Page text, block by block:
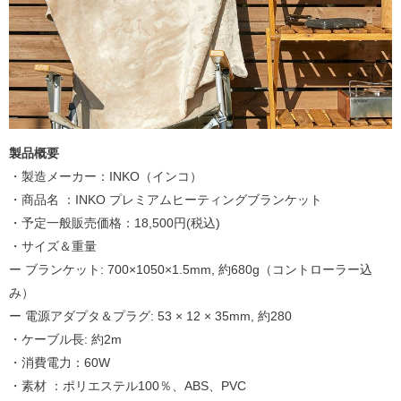
製品概要
・製造メーカー：INKO（インコ）
・商品名 ：INKO プレミアムヒーティングブランケット
・予定一般販売価格：18,500円(税込)
・サイズ＆重量
ー ブランケット: 700×1050×1.5mm, 約680g（コントローラー込
み）
ー 電源アダプタ＆プラグ: 53 × 12 × 35mm, 約280
・ケーブル長: 約2m
・消費電力：60W
・素材 ：ポリエステル100％、ABS、PVC